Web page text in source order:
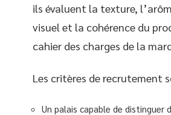
ils évaluent la texture,
visuel et la cohérence du
cahier des charges de la
Les critères de recrutement
Un palais capable de distinguer